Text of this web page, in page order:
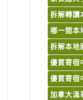
拆解轉讀
哪一間本
拆解本地
優質寄宿
優質寄宿
加拿大